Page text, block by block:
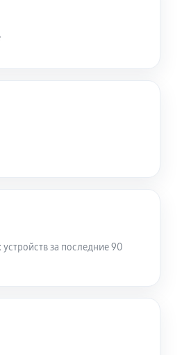
за последние 90